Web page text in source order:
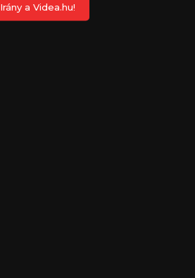
Irány a Videa.hu!